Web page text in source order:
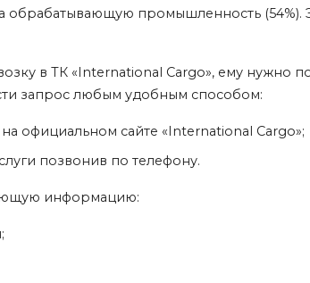
промышленность (54%).
в ТК «International Cargo», ему нужно
запрос любым удобным способом:
официальном сайте «International Cargo»;
позвонив по телефону.
информацию: